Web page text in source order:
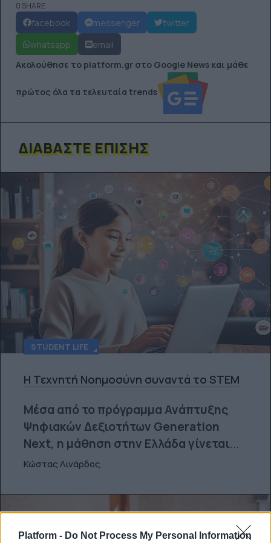
Platform - Do Not Process My Personal Information
0 SHARE
facebook messenger
twitter
whatsapp
email
Ακολούθησε το platform.gr στο Google News και μάθε
πρώτος όλα τα τελευταία trends
ΔΙΑΒΆΣΤΕ ΕΠΊΣΗΣ
STUDENT LIFE
Η Τεχνητή Νοημοσύνη συναντά το STEM
Μέσα από το πρόγραμμα Ανάπτυξης
Ψηφιακών Δεξιοτήτων Generation
Next, η μάθηση στην Ελλάδα γίνεται...
Κώστας Λινάρδος